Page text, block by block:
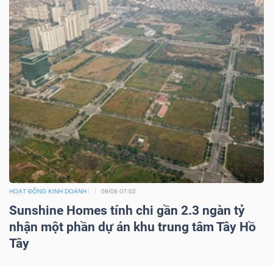
HOẠT ĐỘNG KINH DOANH 09/08 07:02
Sunshine Homes tính chi gần 2.3 ngàn tỷ
nhận một phần dự án khu trung tâm Tây Hồ
Tây
(-)
VS-
SECTOR
NĂNG
LƯỢNG
NGUYÊN
VẬT